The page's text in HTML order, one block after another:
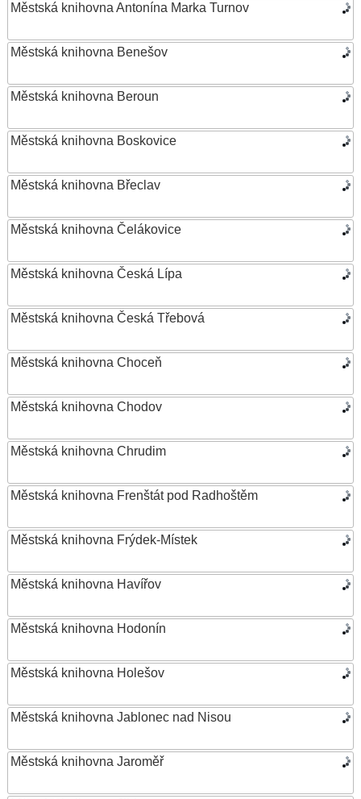
Městská knihovna Antonína Marka Turnov
Městská knihovna Benešov
Městská knihovna Beroun
Městská knihovna Boskovice
Městská knihovna Břeclav
Městská knihovna Čelákovice
Městská knihovna Česká Lípa
Městská knihovna Česká Třebová
Městská knihovna Choceň
Městská knihovna Chodov
Městská knihovna Chrudim
Městská knihovna Frenštát pod Radhoštěm
Městská knihovna Frýdek-Místek
Městská knihovna Havířov
Městská knihovna Hodonín
Městská knihovna Holešov
Městská knihovna Jablonec nad Nisou
Městská knihovna Jaroměř